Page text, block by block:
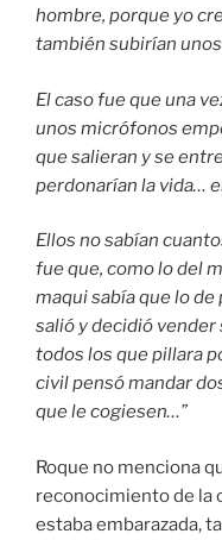
hombre, porque yo
también subirían
El caso fue que una
unos micrófonos
que salieran y se
perdonarían la vida…
Ellos no sabían
fue que, como lo del
maqui sabía que lo
salió y decidió vender
todos los que pillara
civil pensó mandar
que le cogiesen…”
Roque no menciona
reconocimiento de la
estaba embarazada,